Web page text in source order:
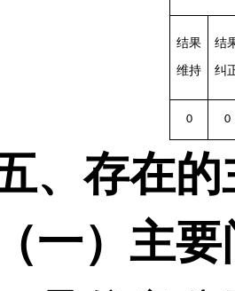
结果
维持
结
纠
0 0
、存在
（一）主